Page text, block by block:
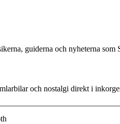
guiderna och nyheterna som
och nostalgi direkt i